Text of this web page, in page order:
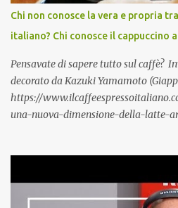
acquiert avec les années. A lors,
mettre vous aussi?! Italiano, English?
https://www.silvereco.fr/lage-loin-
apprendre-une-langue-etrangere/
Chi non conosce la vera e propria
italiano? Chi conosce il cappuccino
Pensavate di sapere tutto sul caffè?
decorato da Kazuki Yamamoto
https://
una-nuova-dimensione-della-latte-
espresso molto ridotto, talvolta fino a
bevanda tipica dell' Italia Caffè